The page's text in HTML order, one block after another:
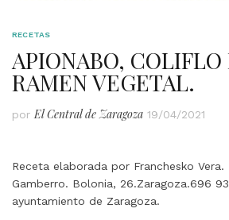
RECETAS
APIONABO, COLIFLO
RAMEN VEGETAL.
porEl Central de Zaragoza 19/04/2021
Receta elaborada por Franchesko Vera.
Gamberro. Bolonia, 26.Zaragoza.696
ayuntamiento de Zaragoza.